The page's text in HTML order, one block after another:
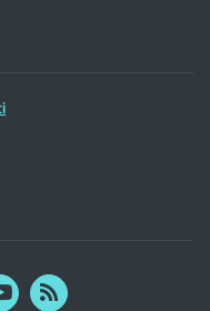
YouTubeRSS